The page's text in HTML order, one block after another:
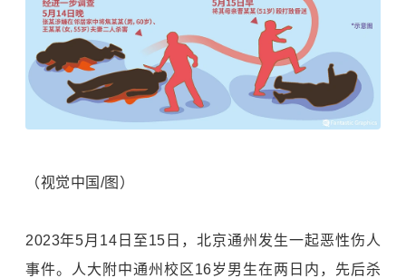
（视觉中国/图）
2023年5月14日至15日，北京通州发生一起恶性伤人
事件。人大附中通州校区16岁男生在两日内，先后杀